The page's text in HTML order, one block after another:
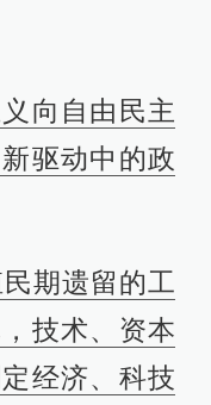
向自由民主
驱动中的政
期遗留的工
技术、资本
经济、科技